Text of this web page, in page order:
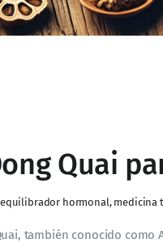
Quai
equilibrador hormonal, medicina
también conocido como